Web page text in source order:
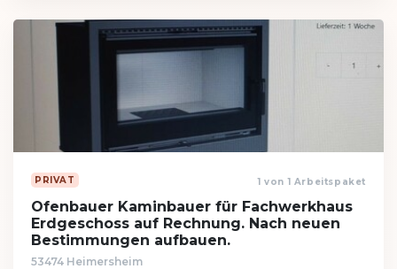
PRIVAT 1 von 1 Arbeitspaket
Ofenbauer Kaminbauer für Fachwerkhaus
Erdgeschoss auf Rechnung. Nach neuen
Bestimmungen aufbauen.
53474 Heimersheim